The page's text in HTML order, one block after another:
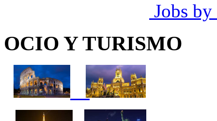
Jobs by
OCIO Y TURISMO